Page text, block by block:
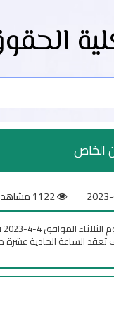
الخاص
الثلاثاء القادم الموافق 11-4-2023م سوف